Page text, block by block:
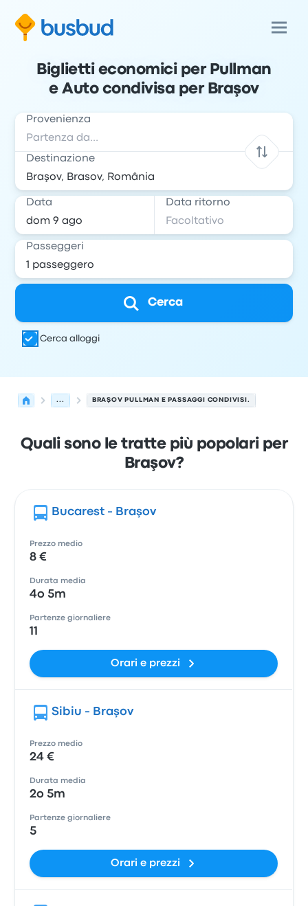
Biglietti economici per Pullman
e Auto condivisa per Braşov
Provenienza
Destinazione
Data Data ritorno
Passeggeri
Cerca
Cerca alloggi
... BRAŞOV PULLMAN E PASSAGGI CONDIVISI.
Quali sono le tratte più popolari per
Braşov?
Bucarest - Braşov
Prezzo medio
8 €
Durata media
4o 5m
Partenze giornaliere
11
Orari e prezzi
Sibiu - Braşov
Prezzo medio
24 €
Durata media
2o 5m
Partenze giornaliere
5
Orari e prezzi